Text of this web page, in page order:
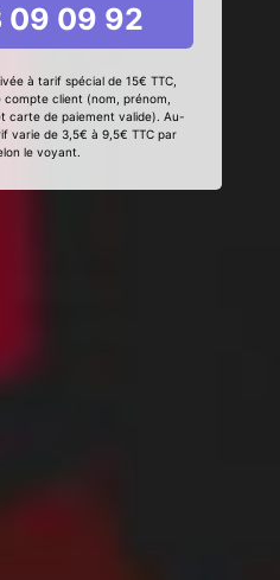
09 92
à tarif spécial de 15€ TTC,
client (nom, prénom,
carte de paiement valide). Au-
varie de 3,5€ à 9,5€ TTC par
le voyant.